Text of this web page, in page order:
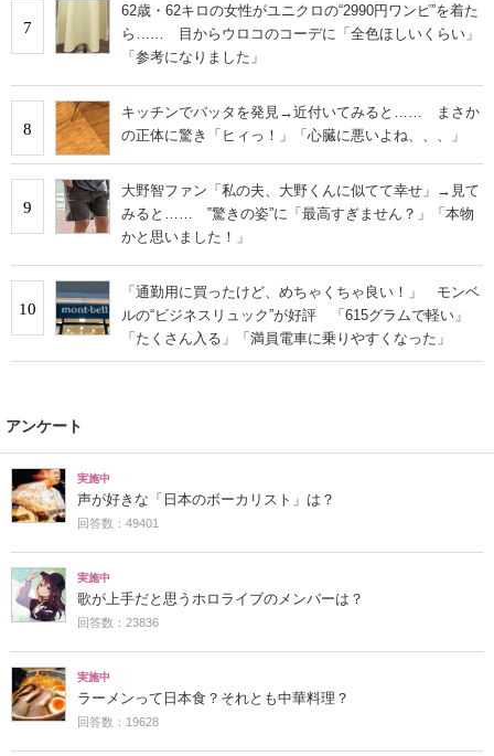
7
62歳・62キロの女性がユニクロの“2990円ワンピ”を着た
ら…… 目からウロコのコーデに「全色ほしいくらい」
「参考になりました」
8
キッチンでバッタを発見→近付いてみると…… まさか
の正体に驚き「ヒィっ！」「心臓に悪いよね、、、」
9
大野智ファン「私の夫、大野くんに似てて幸せ」→見て
みると…… ‟驚きの姿”に「最高すぎません？」「本物
かと思いました！」
10
「通勤用に買ったけど、めちゃくちゃ良い！」 モンベ
ルの“ビジネスリュック”が好評 「615グラムで軽い」
「たくさん入る」「満員電車に乗りやすくなった」
アンケート
実施中
声が好きな「日本のボーカリスト」は？
回答数：49401
実施中
歌が上手だと思うホロライブのメンバーは？
回答数：23836
実施中
ラーメンって日本食？それとも中華料理？
回答数：19628